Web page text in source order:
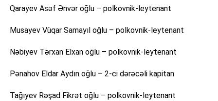
Qarayev Asəf Ənvər oğlu – polkovnik-leytenant
Musayev Vüqar Samayıl oğlu – polkovnik-leytenant
Nəbiyev Tərxan Elxan oğlu – polkovnik-leytenant
Pənahov Eldar Aydın oğlu – 2-ci dərəcəli kapitan
Tağıyev Rəşad Fikrət oğlu – polkovnik-leytenant